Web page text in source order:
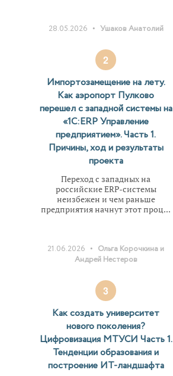
28.05.2026 • Ушаков Анатолий
2
Импортозамещение на лету.
Как аэропорт Пулково
перешел с западной системы на
«1С:ERP Управление
предприятием». Часть 1.
Причины, ход и результаты
проекта
Переход с западных на
российские ERP-системы
неизбежен и чем раньше
предприятия начнут этот проц...
21.06.2026 • Ольга Корочкина и
Андрей Нестеров
3
Как создать университет
нового поколения?
Цифровизация МТУСИ Часть 1.
Тенденции образования и
построение ИТ-ландшафта